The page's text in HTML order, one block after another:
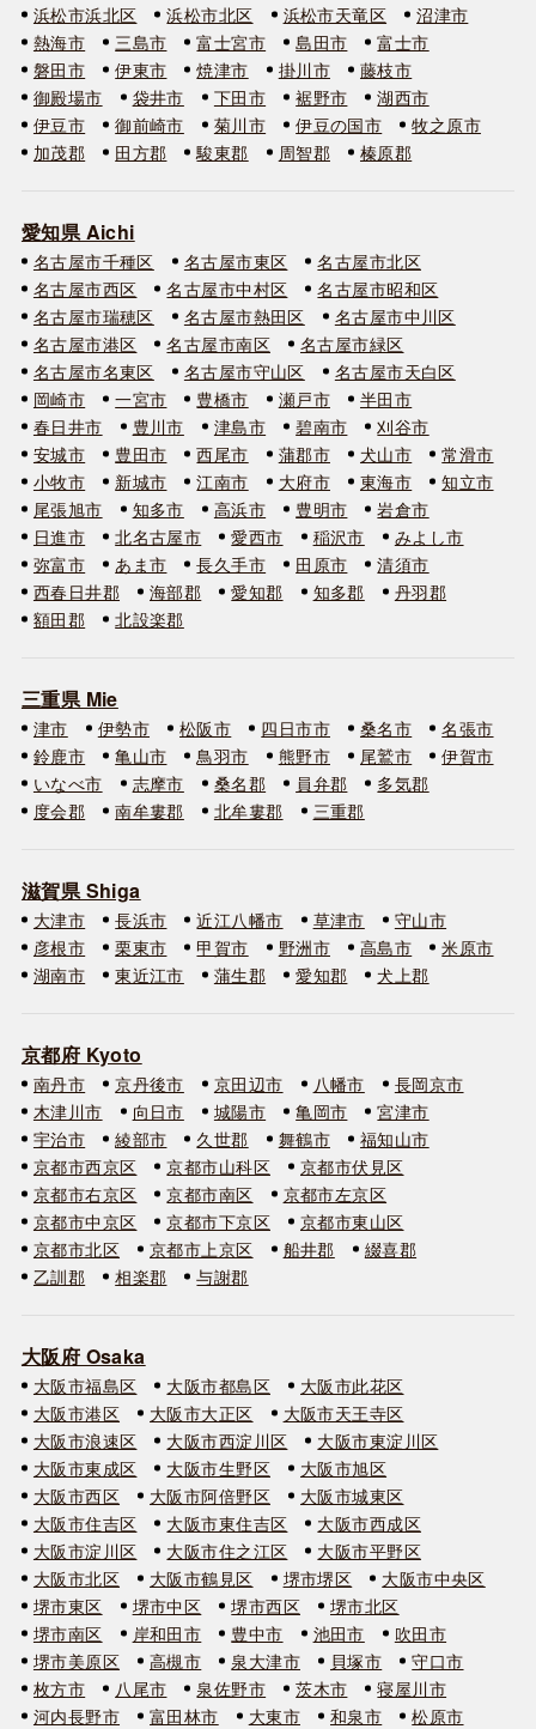
浜松市浜北区
浜松市北区 浜松市天竜区
沼津市
熱海市
三島市 富士宮市 島田市
富士市
磐田市
伊東市 焼津市 掛川市
藤枝市
御殿場市
袋井市 下田市 裾野市
湖西市
伊豆市
御前崎市 菊川市 伊豆の国市
牧之原市
加茂郡
田方郡 駿東郡 周智郡 榛原郡
愛知県 Aichi
名古屋市千種区 名古屋市東区
名古屋市北区
名古屋市西区
名古屋市中村区
名古屋市昭和区
名古屋市瑞穂区
名古屋市熱田区
名古屋市中川区
名古屋市港区
名古屋市南区
名古屋市緑区
名古屋市名東区
名古屋市守山区
名古屋市天白区
岡崎市
一宮市 豊橋市 瀬戸市
半田市
春日井市
豊川市 津島市 碧南市
刈谷市
安城市
豊田市 西尾市 蒲郡市 犬山市
常滑市
小牧市
新城市 江南市 大府市 東海市
知立市
尾張旭市
知多市 高浜市 豊明市
岩倉市
日進市
北名古屋市 愛西市 稲沢市
みよし市
弥富市
あま市 長久手市 田原市
清須市
西春日井郡
海部郡 愛知郡 知多郡
丹羽郡
額田郡
北設楽郡
三重県 Mie
津市 伊勢市 松阪市 四日市市 桑名市
名張市
鈴鹿市
亀山市 鳥羽市 熊野市 尾鷲市
伊賀市
いなべ市
志摩市 桑名郡 員弁郡
多気郡
度会郡
南牟婁郡 北牟婁郡 三重郡
滋賀県 Shiga
大津市 長浜市 近江八幡市 草津市
守山市
彦根市
栗東市 甲賀市 野洲市 高島市
米原市
湖南市
東近江市 蒲生郡 愛知郡 犬上郡
京都府 Kyoto
南丹市 京丹後市 京田辺市 八幡市
長岡京市
木津川市
向日市 城陽市 亀岡市
宮津市
宇治市
綾部市 久世郡 舞鶴市
福知山市
京都市西京区
京都市山科区
京都市伏見区
京都市右京区
京都市南区
京都市左京区
京都市中京区
京都市下京区
京都市東山区
京都市北区
京都市上京区 船井郡
綴喜郡
乙訓郡
相楽郡 与謝郡
大阪府 Osaka
大阪市福島区 大阪市都島区
大阪市此花区
大阪市港区
大阪市大正区
大阪市天王寺区
大阪市浪速区
大阪市西淀川区
大阪市東淀川区
大阪市東成区
大阪市生野区
大阪市旭区
大阪市西区
大阪市阿倍野区
大阪市城東区
大阪市住吉区
大阪市東住吉区
大阪市西成区
大阪市淀川区
大阪市住之江区
大阪市平野区
大阪市北区
大阪市鶴見区 堺市堺区
大阪市中央区
堺市東区
堺市中区 堺市西区
堺市北区
堺市南区
岸和田市 豊中市 池田市
吹田市
堺市美原区
高槻市 泉大津市 貝塚市
守口市
枚方市
八尾市 泉佐野市 茨木市
寝屋川市
河内長野市
富田林市 大東市 和泉市
松原市